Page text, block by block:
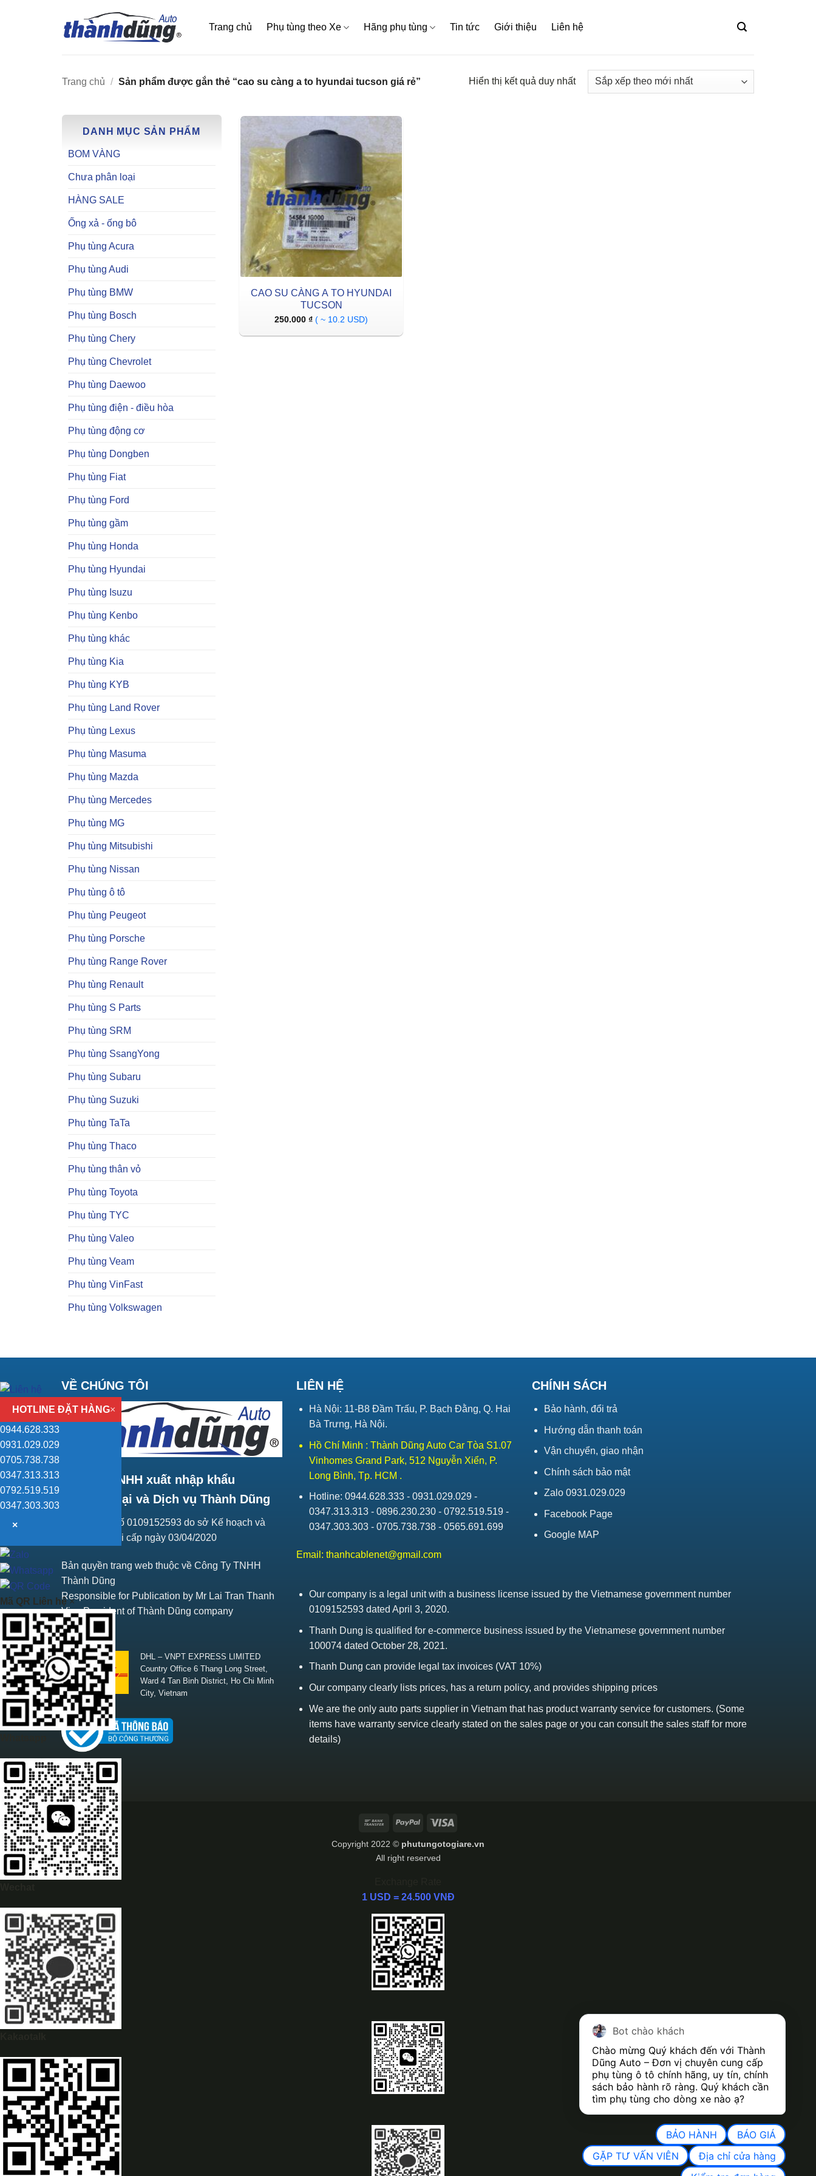
Trang chủ Phụ tùng theo Xe Hãng phụ tùng Tin tức Giới thiệu Liên hệ
Trang chủ / Sản phẩm được gắn thẻ “cao su càng a to hyundai tucson giá rẻ” Hiển thị kết quả duy nhất
DANH MỤC SẢN PHẨM
BOM VÀNG
Chưa phân loại
HÀNG SALE
Ống xả - ống bô
Phụ tùng Acura
Phụ tùng Audi
Phụ tùng BMW
Phụ tùng Bosch
Phụ tùng Chery
Phụ tùng Chevrolet
Phụ tùng Daewoo
Phụ tùng điện - điều hòa
Phụ tùng động cơ
Phụ tùng Dongben
Phụ tùng Fiat
Phụ tùng Ford
Phụ tùng gầm
Phụ tùng Honda
Phụ tùng Hyundai
Phụ tùng Isuzu
Phụ tùng Kenbo
Phụ tùng khác
Phụ tùng Kia
Phụ tùng KYB
Phụ tùng Land Rover
Phụ tùng Lexus
Phụ tùng Masuma
Phụ tùng Mazda
Phụ tùng Mercedes
Phụ tùng MG
Phụ tùng Mitsubishi
Phụ tùng Nissan
Phụ tùng ô tô
Phụ tùng Peugeot
Phụ tùng Porsche
Phụ tùng Range Rover
Phụ tùng Renault
Phụ tùng S Parts
Phụ tùng SRM
Phụ tùng SsangYong
Phụ tùng Subaru
Phụ tùng Suzuki
Phụ tùng TaTa
Phụ tùng Thaco
Phụ tùng thân vỏ
Phụ tùng Toyota
Phụ tùng TYC
Phụ tùng Valeo
Phụ tùng Veam
Phụ tùng VinFast
Phụ tùng Volkswagen
CAO SU CÀNG A TO HYUNDAI
TUCSON
250.000₫ ( ~ 10.2 USD)
VỀ CHÚNG TÔI
Công ty TNHH xuất nhập khẩu
Thương mại và Dịch vụ Thành Dũng
Giấy ĐKKD số 0109152593 do sở Kế hoạch và
Đầu tư Hà Nội cấp ngày 03/04/2020
Bản quyền trang web thuộc về Công Ty TNHH
Thành Dũng
Responsible for Publication by Mr Lai Tran Thanh
Vice President of Thành Dũng company
SHIPPING
DHL – VNPT EXPRESS LIMITED
Country Office 6 Thang Long Street,
Ward 4 Tan Binh District, Ho Chi Minh
City, Vietnam
LIÊN HỆ
Hà Nội: 11-B8 Đầm Trấu, P. Bạch Đằng, Q. Hai
Bà Trưng, Hà Nội.
Hồ Chí Minh : Thành Dũng Auto Car Tòa S1.07
Vinhomes Grand Park, 512 Nguyễn Xiển, P.
Long Bình, Tp. HCM .
Hotline: 0944.628.333 - 0931.029.029 -
0347.313.313 - 0896.230.230 - 0792.519.519 -
0347.303.303 - 0705.738.738 - 0565.691.699
Email: thanhcablenet@gmail.com
CHÍNH SÁCH
Bảo hành, đổi trả
Hướng dẫn thanh toán
Vận chuyển, giao nhận
Chính sách bảo mật
Zalo 0931.029.029
Facebook Page
Google MAP
Our company is a legal unit with a business license issued by the Vietnamese government number
0109152593 dated April 3, 2020.
Thanh Dung is qualified for e-commerce business issued by the Vietnamese government number
100074 dated October 28, 2021.
Thanh Dung can provide legal tax invoices (VAT 10%)
Our company clearly lists prices, has a return policy, and provides shipping prices
We are the only auto parts supplier in Vietnam that has product warranty service for customers. (Some
items have warranty service clearly stated on the sales page or you can consult the sales staff for more
details)
Bank
PayPal
Copyright 2022 © phutungotogiare.vn
All right reserved
HOTLINE ĐẶT HÀNG×
0944.628.333
0931.029.029
0705.738.738
0347.313.313
0792.519.519
0347.303.303
×
Mã QR Liên hệ×
1 USD = 24.500 VNĐ
WhatsApp 0944628333
WeChat
Bot chào khách
Chào mừng Quý khách đến với Thành
Dũng Auto – Đơn vị chuyên cung cấp
phụ tùng ô tô chính hãng, uy tín, chính
sách bảo hành rõ ràng. Quý khách cần
tìm phụ tùng cho dòng xe nào ạ?
BẢO HÀNH
BÁO GIÁ
GẶP TƯ VẤN VIÊN
Địa chỉ cửa hàng